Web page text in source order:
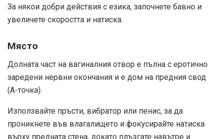
За някои добри действия с езика, започнете бавно и
увеличете скоростта и натиска.
Място
Долната част на вагиналния отвор е пълна с еротично
заредени нервни окончания и е дом на предния свод
(А-точка).
Използвайте пръсти, вибратор или пенис, за да
проникнете във влагалището и фокусирайте натиска
върху предната стена, докато плъзгате навътре и